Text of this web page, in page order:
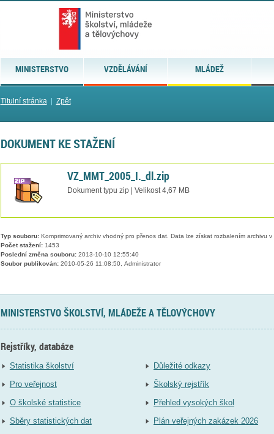
MINISTERSTVO VZDĚLÁVÁNÍ MLÁDEŽ
Titulní stránka| Zpět
DOKUMENT KE STAŽENÍ
VZ_MMT_2005_I._dl.zip
Dokument typu zip | Velikost 4,67 MB
Typ souboru:Komprimovaný archiv vhodný pro přenos dat. Data lze získat rozbalením archivu
Počet stažení:1453
Poslední změna souboru:2013-10-10 12:55:40
Soubor publikován:2010-05-26 11:08:50, Administrator
MINISTERSTVO ŠKOLSTVÍ, MLÁDEŽE A TĚLOVÝCHOVY
Rejstříky, databáze
Statistika školství
Pro veřejnost
O školské statistice
Sběry statistických dat
Důležité odkazy
Školský rejstřík
Přehled vysokých škol
Plán veřejných zakázek 2026